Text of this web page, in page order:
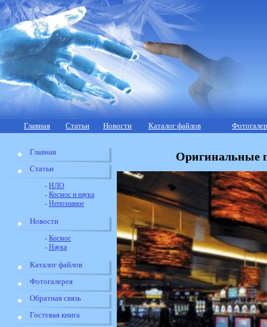
Главная Статьи Новости Каталог файлов
Главная
Статьи
- НЛО
- Космос и наука
- Непознаное
Новости
- Космос
- Наука
Каталог файлов
Фотогалерея
Обратная связь
Гостевая книга
Оригинальные